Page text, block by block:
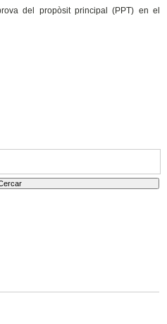
del propòsit principal (PPT) en el